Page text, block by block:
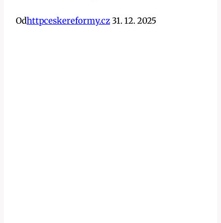
Odhttpceskereformy.cz31. 12. 2025